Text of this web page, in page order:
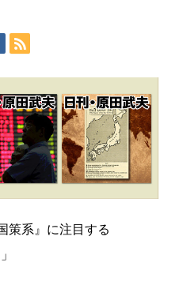
策系』に注目する